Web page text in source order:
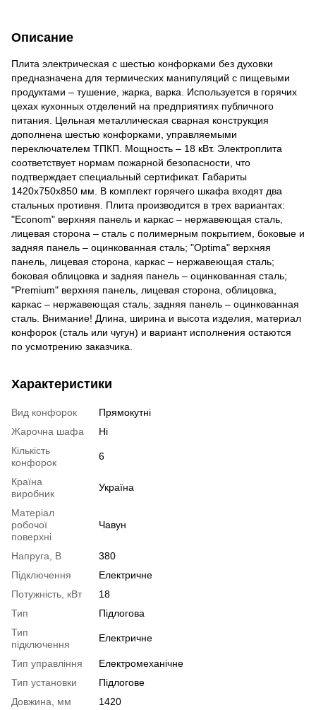
Описание
Плита электрическая с шестью конфорками без духовки
предназначена для термических манипуляций с пищевыми
продуктами – тушение, жарка, варка. Используется в горячих
цехах кухонных отделений на предприятиях публичного
питания. Цельная металлическая сварная конструкция
дополнена шестью конфорками, управляемыми
переключателем ТПКП. Мощность – 18 кВт. Электроплита
соответствует нормам пожарной безопасности, что
подтверждает специальный сертификат. Габариты
1420х750х850 мм. В комплект горячего шкафа входят два
стальных противня. Плита производится в трех вариантах:
"Econom" верхняя панель и каркас – нержавеющая сталь,
лицевая сторона – сталь с полимерным покрытием, боковые и
задняя панель – оцинкованная сталь; "Optima" верхняя
панель, лицевая сторона, каркас – нержавеющая сталь;
боковая облицовка и задняя панель – оцинкованная сталь;
"Premium" верхняя панель, лицевая сторона, облицовка,
каркас – нержавеющая сталь; задняя панель – оцинкованная
сталь. Внимание! Длина, ширина и высота изделия, материал
конфорок (сталь или чугун) и вариант исполнения остаются
по усмотрению заказчика.
Характеристики
Вид конфорок
Прямокутні
Жарочна шафа
Ні
Кількість
конфорок
6
Країна
виробник
Україна
Матеріал
робочої
поверхні
Чавун
Напруга, В
380
Підключення
Електричне
Потужність, кВт
18
Тип
Підлогова
Тип
підключення
Електричне
Тип управління
Електромеханічне
Тип установки
Підлогове
Довжина, мм
1420